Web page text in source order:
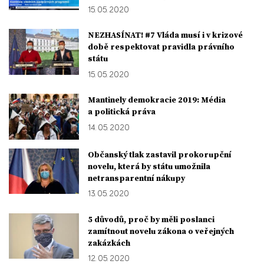
15. 05. 2020
NEZHASÍNAT! #7 Vláda musí i v krizové
době respektovat pravidla právního
státu
15. 05. 2020
Mantinely demokracie 2019: Média
a politická práva
14. 05. 2020
Občanský tlak zastavil prokorupční
novelu, která by státu umožnila
netransparentní nákupy
13. 05. 2020
5 důvodů, proč by měli poslanci
zamítnout novelu zákona o veřejných
zakázkách
12. 05. 2020